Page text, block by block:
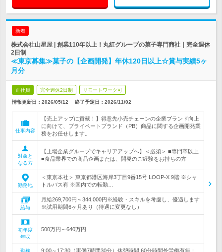
新着
株式会社山星屋 | 創業110年以上！丸紅グループの菓子専門商社｜完全週休
2日制
≪東京募集≫菓子の【企画開発】年休120日以上☆賞与実績5ヶ
月分
正社員 完全週休2日制 リモートワーク可
情報更新日：2026/05/12 終了予定日： 2026/11/02
仕事内容
【売上アップに貢献！】得意先小売チェーンの企業ブランド向上
に向けて、プライベートブランド（PB）商品に関する企画開発業
務をお任せします。
対象と
なる方
【上場企業グループでキャリアアップへ】＜必須＞ ■専門卒以上
■食品業界での商品企画または、開発のご経験をお持ちの方
勤務地
＜東京本社＞ 東京都港区海岸3丁目9番15号 LOOP-X 9階 ※シャ
トルバス有 ※国内での転勤…
給与
月給269,700円～344,000円※経験・スキルを考慮し、優遇します
※試用期間6ヶ月あり（待遇に変更なし）
初年度
年収
500万円～640万円
勤務
9:00～17:30（実働7時間30分）休憩時間:60分時間外労働有無：